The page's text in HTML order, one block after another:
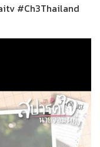
#Ch3Thailand